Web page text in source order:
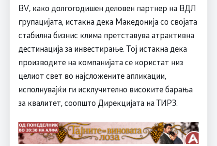
BV, како долгогодишен деловен партнер на ВДЛ
групацијата, истакна дека Македонија со својата
стабилна бизнис клима претставува атрактивна
дестинација за инвестирање. Тој истакна дека
производите на компанијата се користат низ
целиот свет во најсложените апликации,
исполнувајќи ги исклучително високите барања
за квалитет, соопшто Дирекцијата на ТИРЗ.